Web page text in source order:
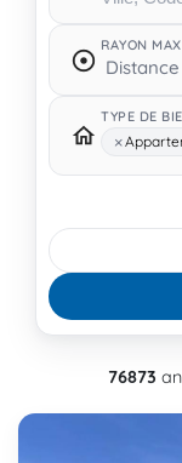
RAYON MAX
TYPE DE
×
76873